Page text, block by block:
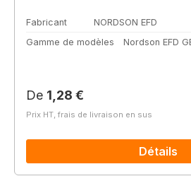
Fabricant
NORDSON EFD
Gamme de modèles
Nordson EFD
Prix régulier :
De 1,28 €
Prix HT, frais de livraison en sus
Détails